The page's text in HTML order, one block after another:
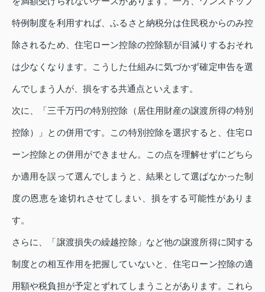
特例制度を利用すれば、ふるさと納税分は住民税からのみ控
除されるため、住宅ローン控除の控除額が目減りするおそれ
は少なくなります。こうした仕組みに気づかず確定申告を選
んでしまう人が、損をする共通点といえます。
次に、「三千万円の特別控除（居住用財産の譲渡所得の特別
控除）」との併用です。この特別控除を選択すると、住宅ロ
ーン控除との併用ができません。この点を理解せずにどちら
か適用を誤って選んでしまうと、結果として選ばなかった制
度の恩恵を途切れさせてしまい、損をする可能性がありま
す。
さらに、「譲渡損失の繰越控除」など他の譲渡所得に関する
制度との相互作用を把握していないと、住宅ローン控除の適
用額や税負担が予定とずれてしまうことがあります。これら